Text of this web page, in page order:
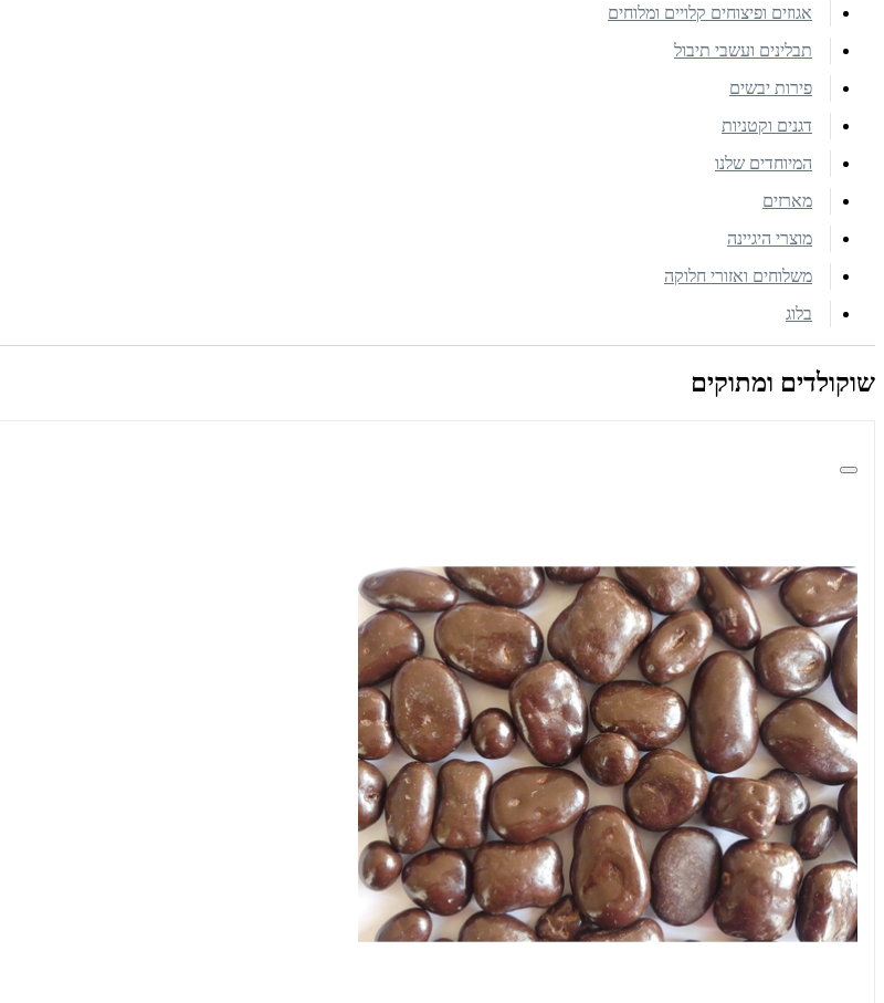
אגוזים ופיצוחים קלויים ומלוחים
תבלינים ועשבי תיבול
פירות יבשים
דגנים וקטניות
המיוחדים שלנו
מארזים
מוצרי היגיינה
משלוחים ואזורי חלוקה
בלוג
שוקולדים ומתוקים